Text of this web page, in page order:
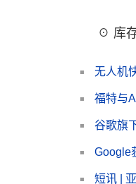
☉ 库
无人机
福特与
谷歌旗
Google
短讯 |